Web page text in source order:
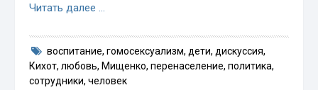
Читать далее …
воспитание, гомосексуализм, дети, дискуссия,
Кихот,любовь, Мищенко,перенаселение,политика,
сотрудники,человек